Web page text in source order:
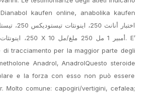
kaufen online, anabolika kaufen
tracciamento per la maggior parte degli
Anadrol, AnadrolQuesto steroide
e la forza con esso non può essere
Molto comune: capogiri/vertigini, cefalea;